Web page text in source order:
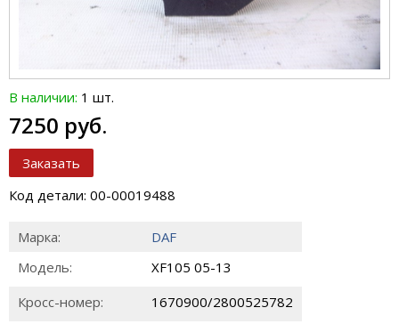
В наличии: 1 шт.
7250 руб.
Заказать
Код детали: 00-00019488
Марка:
DAF
Модель:
XF105 05-13
Кросс-номер:
1670900/2800525782